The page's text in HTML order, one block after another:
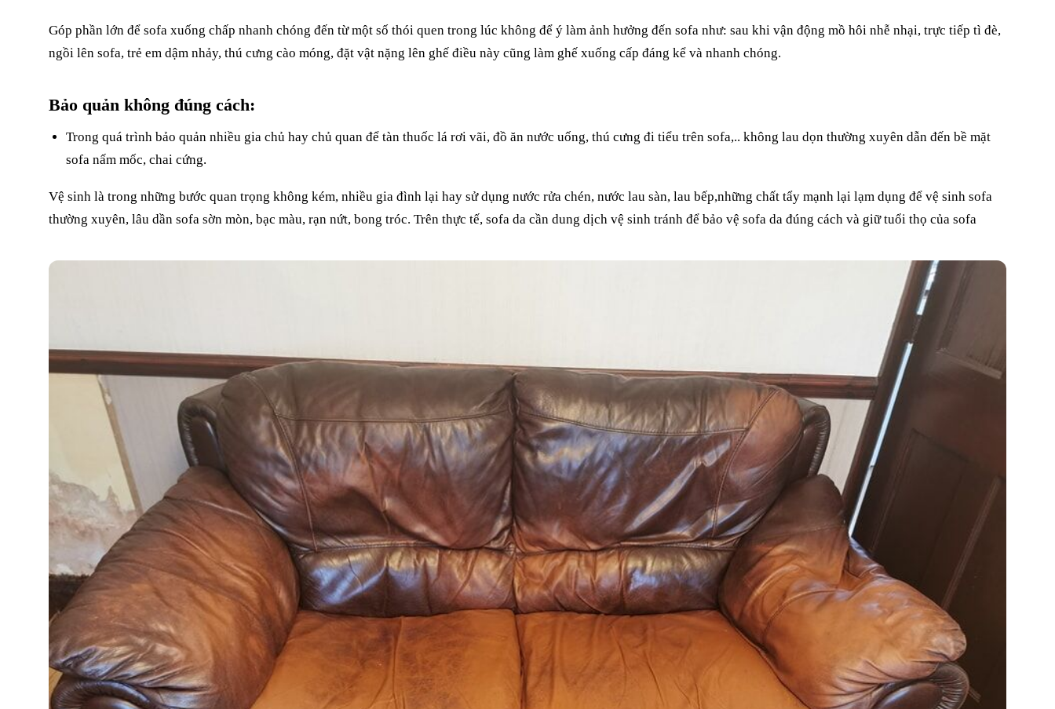
Góp phần lớn để sofa xuống chấp nhanh chóng đến từ một số thói quen trong lúc không để ý làm ảnh hưởng đến sofa như: sau khi vận động mồ hôi nhễ nhại, trực tiếp tì đè,
ngồi lên sofa, trẻ em dậm nhảy, thú cưng cào móng, đặt vật nặng lên ghế điều này cũng làm ghế xuống cấp đáng kể và nhanh chóng.
Bảo quản không đúng cách:
Trong quá trình bảo quản nhiều gia chủ hay chủ quan để tàn thuốc lá rơi vãi, đồ ăn nước uống, thú cưng đi tiểu trên sofa,.. không lau dọn thường xuyên dẫn đến bề mặt
sofa nấm mốc, chai cứng.
Vệ sinh là trong những bước quan trọng không kém, nhiều gia đình lại hay sử dụng nước rửa chén, nước lau sàn, lau bếp,những chất tẩy mạnh lại lạm dụng để vệ sinh sofa
thường xuyên, lâu dần sofa sờn mòn, bạc màu, rạn nứt, bong tróc. Trên thực tế, sofa da cần dung dịch vệ sinh tránh để bảo vệ sofa da đúng cách và giữ tuổi thọ của sofa